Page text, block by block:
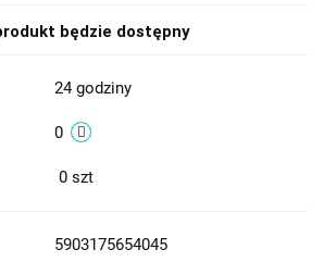
będzie dostępny
24 godziny
0
0 szt
5903175654045